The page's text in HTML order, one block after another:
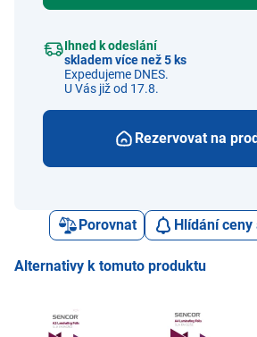
Ihned k odeslání
skladem více než 5 ks
Expedujeme DNES.
U Vás již od 17.8.
Rezervovat na
Porovnat Hlídání
Alternativy k tomuto produktu